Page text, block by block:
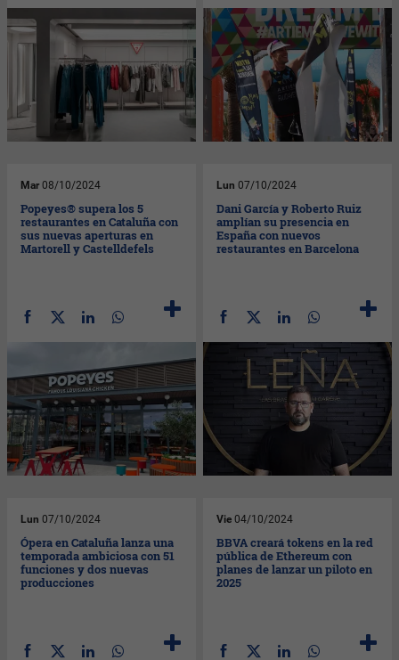
Mar 08/10/2024
Popeyes® supera los 5
restaurantes en Cataluña con
sus nuevas aperturas en
Martorell y Castelldefels
Lun 07/10/2024
Dani García y Roberto Ruiz
amplían su presencia en
España con nuevos
restaurantes en Barcelona
Lun 07/10/2024
Ópera en Cataluña lanza una
temporada ambiciosa con 51
funciones y dos nuevas
producciones
Vie 04/10/2024
BBVA creará tokens en la red
pública de Ethereum con
planes de lanzar un piloto en
2025